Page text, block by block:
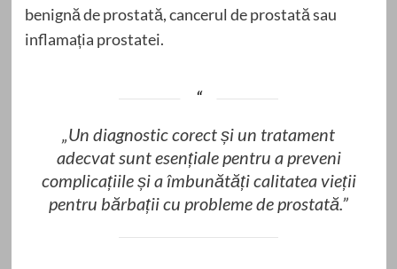
benignă de prostată, cancerul de prostată sau
inflamația prostatei.
„Un diagnostic corect și un tratament
adecvat sunt esențiale pentru a preveni
complicațiile și a îmbunătăți calitatea vieții
pentru bărbații cu probleme de prostată.”